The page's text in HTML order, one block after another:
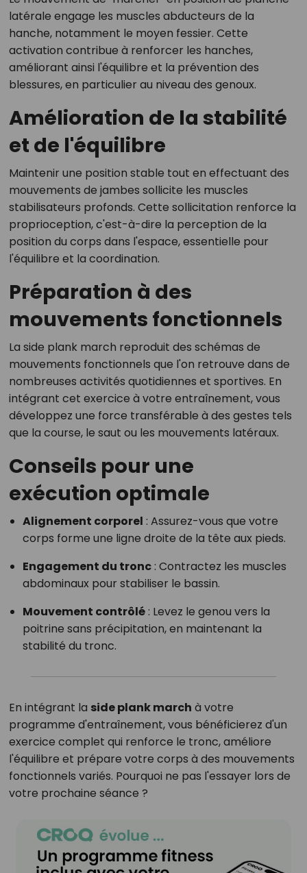
latérale engage les muscles abducteurs de la
hanche, notamment le moyen fessier. Cette
activation contribue à renforcer les hanches,
améliorant ainsi l'équilibre et la prévention des
blessures, en particulier au niveau des genoux.
Amélioration de la stabilité
et de l'équilibre
Maintenir une position stable tout en effectuant des
mouvements de jambes sollicite les muscles
stabilisateurs profonds. Cette sollicitation renforce la
proprioception, c'est-à-dire la perception de la
position du corps dans l'espace, essentielle pour
l'équilibre et la coordination.
Préparation à des
mouvements fonctionnels
La side plank march reproduit des schémas de
mouvements fonctionnels que l'on retrouve dans de
nombreuses activités quotidiennes et sportives. En
intégrant cet exercice à votre entraînement, vous
développez une force transférable à des gestes tels
que la course, le saut ou les mouvements latéraux.
Conseils pour une
exécution optimale
Alignement corporel : Assurez-vous que votre
corps forme une ligne droite de la tête aux pieds.
Engagement du tronc: Contractez les muscles
abdominaux pour stabiliser le bassin.
Mouvement contrôlé: Levez le genou vers la
poitrine sans précipitation, en maintenant la
stabilité du tronc.
En intégrant la side plank march à votre
programme d'entraînement, vous bénéficierez d'un
exercice complet qui renforce le tronc, améliore
l'équilibre et prépare votre corps à des mouvements
fonctionnels variés. Pourquoi ne pas l'essayer lors de
votre prochaine séance ?